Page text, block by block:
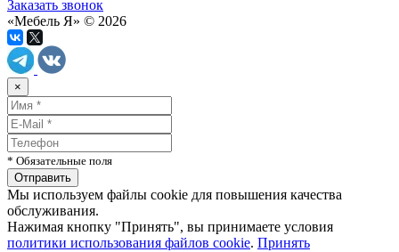
Заказать звонок
«Мебель Я» © 2026
×
* Обязательные поля
Мы используем файлы cookie для повышения качества
обслуживания.
Нажимая кнопку "Принять", вы принимаете условия
политики использования файлов cookie. Принять